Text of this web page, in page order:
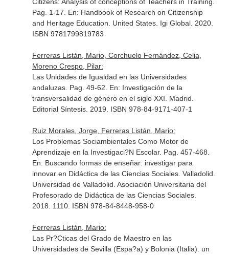
Pag. 1-17. En: Handbook of Research on Citizenship
and Heritage Education . United States. Igi Global. 2020.
ISBN 9781799819783
Ferreras Listán, Mario, Corchuelo Fernández, Celia,
Moreno Crespo, Pilar:
Las Unidades de Igualdad en las Universidades
andaluzas. Pag. 49-62. En: Investigación de la
transversalidad de género en el siglo XXI . Madrid.
Editorial Síntesis. 2019. ISBN 978-84-9171-407-1
Ruiz Morales, Jorge, Ferreras Listán, Mario:
Los Problemas Sociambientales Como Motor de
Aprendizaje en la Investigaci?N Escolar. Pag. 457-468.
En: Buscando formas de enseñar: investigar para
innovar en Didáctica de las Ciencias Sociales. Valladolid.
Universidad de Valladolid. Asociación Universitaria del
Profesorado de Didáctica de las Ciencias Sociales.
2018. 1110. ISBN 978-84-8448-958-0
Ferreras Listán, Mario:
Las Pr?Cticas del Grado de Maestro en las
Universidades de Sevilla (Espa?a) y Bolonia (Italia). un